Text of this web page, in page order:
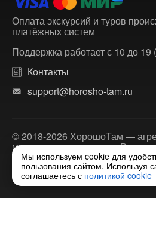
Оплата экскурсий и туров
платёжных систем
Поддержка работает с 10 до
Контакты
support@horosho-tam.ru
© 2018-2026 ХорошоТам —
многодневных туров по
Мы используем cookie для
пользования сайтом. Используя
соглашаетесь с политикой cookie